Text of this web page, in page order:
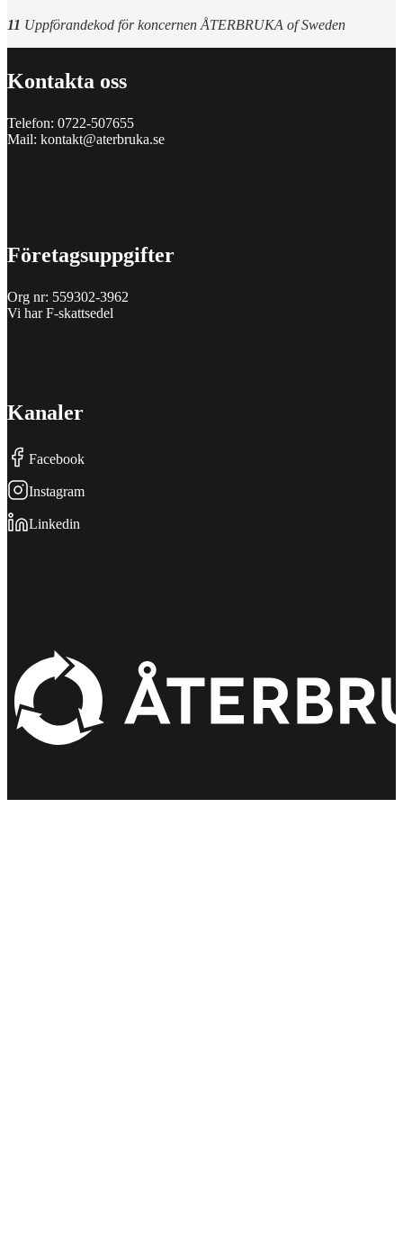
11 Uppförandekod för koncernen ÅTERBRUKA of Sweden
Kontakta oss
Telefon: 0722-507655
Mail: kontakt@aterbruka.se
Företagsuppgifter
Org nr: 559302-3962
Vi har F-skattsedel
Kanaler
Facebook
Instagram
Linkedin